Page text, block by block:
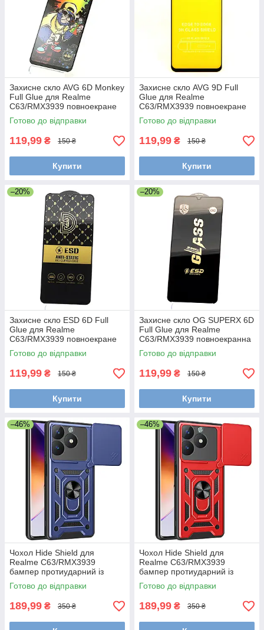
Захисне скло AVG 6D Monkey
Full Glue для Realme
C63/RMX3939 повноекране
чорне
Готово до відправки
119,99 ₴ 150 ₴
Купити
Захисне скло AVG 9D Full
Glue для Realme
C63/RMX3939 повноекране
чорне
Готово до відправки
119,99 ₴ 150 ₴
Купити
–20%
Захисне скло ESD 6D Full
Glue для Realme
C63/RMX3939 повноекране
чорне
Готово до відправки
119,99 ₴ 150 ₴
Купити
–20%
Захисне скло OG SUPERX 6D
Full Glue для Realme
C63/RMX3939 повноекранна
Black
Готово до відправки
119,99 ₴ 150 ₴
Купити
–46%
Чохол Hide Shield для
Realme C63/RMX3939
бампер протиударний із
підставкою кільцем Blue
Готово до відправки
189,99 ₴ 350 ₴
–46%
Чохол Hide Shield для
Realme C63/RMX3939
бампер протиударний із
підставкою кільцем Red
Готово до відправки
189,99 ₴ 350 ₴